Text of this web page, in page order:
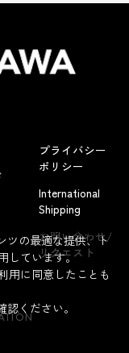
よくあるお問い合わせ
プライバシー
ポリシー
International
Shipping
お問い合わせ/
リクエスト
ツの最適な提供、ト
しています。
用に同意したことも
認ください。